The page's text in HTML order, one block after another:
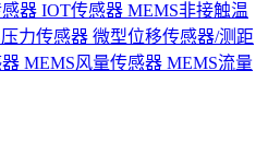
器 IOT传感器 MEMS非接触温
力传感器 微型位移传感器/测距
MEMS风量传感器 MEMS流量